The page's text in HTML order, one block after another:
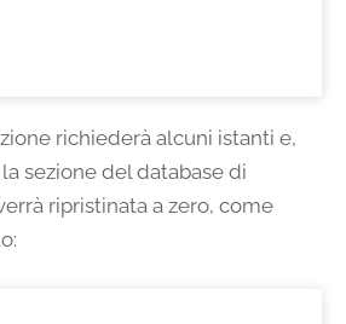
richiederà alcuni istanti e,
sezione del database di
ripristinata a zero, come